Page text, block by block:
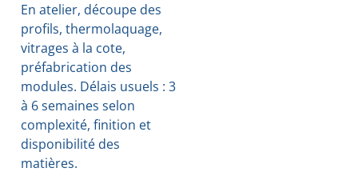
En atelier, découpe des
profils, thermolaquage,
vitrages à la cote,
préfabrication des
modules. Délais usuels : 3
à 6 semaines selon
complexité, finition et
disponibilité des
matières.